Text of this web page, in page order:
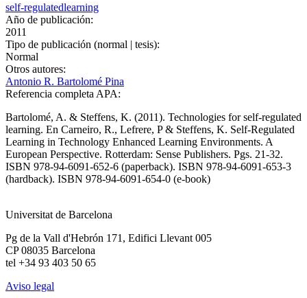
self-regulatedlearning
Año de publicación:
2011
Tipo de publicación (normal | tesis):
Normal
Otros autores:
Antonio R. Bartolomé Pina
Referencia completa APA:
Bartolomé, A. & Steffens, K. (2011). Technologies for self-regulated
learning. En Carneiro, R., Lefrere, P & Steffens, K. Self-Regulated
Learning in Technology Enhanced Learning Environments. A
European Perspective. Rotterdam: Sense Publishers. Pgs. 21-32.
ISBN 978-94-6091-652-6 (paperback). ISBN 978-94-6091-653-3
(hardback). ISBN 978-94-6091-654-0 (e-book)
Universitat de Barcelona
Pg de la Vall d'Hebrón 171, Edifici Llevant 005
CP 08035 Barcelona
tel +34 93 403 50 65
Aviso legal